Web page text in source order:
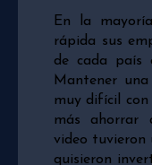
En la
rápida sus
de cada país
Mantener
muy difícil
más ahorrar
video tuvieron
quisieron